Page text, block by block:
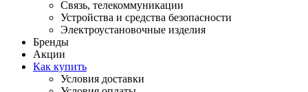
Связь, телекоммуникации
Устройства и средства безопасности
Электроустановочные изделия
Бренды
Акции
Как купить
Условия доставки